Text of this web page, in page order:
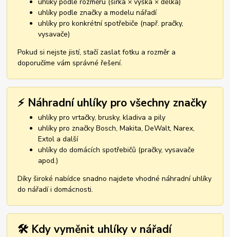
uhlíky podle značky a modelu nářadí
uhlíky pro konkrétní spotřebiče (např. pračky,
vysavače)
Pokud si nejste jistí, stačí zaslat fotku a rozměr a
doporučíme vám správné řešení.
⚡ Náhradní uhlíky pro všechny značky
uhlíky pro vrtačky, brusky, kladiva a pily
uhlíky pro značky Bosch, Makita, DeWalt, Narex,
Extol a další
uhlíky do domácích spotřebičů (pračky, vysavače
apod.)
Díky široké nabídce snadno najdete vhodné náhradní uhlíky
do nářadí i domácnosti.
🛠️ Kdy vyměnit uhlíky v nářadí